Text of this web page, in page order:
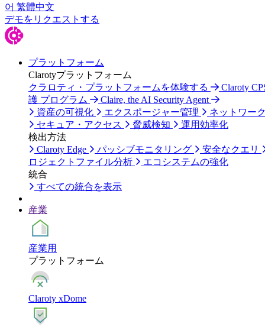
어 繁體中文
デモをリクエストする
プラットフォーム
Clarotyプラットフォーム
クラロティ・プラットフォームを体験する
Claroty
護 プログラム
Claire, the AI Security Agent
資産の可視化
エクスポージャー管理
ネットワー
セキュア・アクセス
脅威検知
運用効率化
検出方法
Claroty Edge
パッシブモニタリング
安全なクエリ
ロジェクトファイル分析
エコシステムの強化
統合
すべての統合を表示
産業
産業用
プラットフォーム
Claroty xDome